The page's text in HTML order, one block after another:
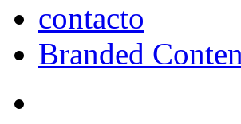
contacto
Branded